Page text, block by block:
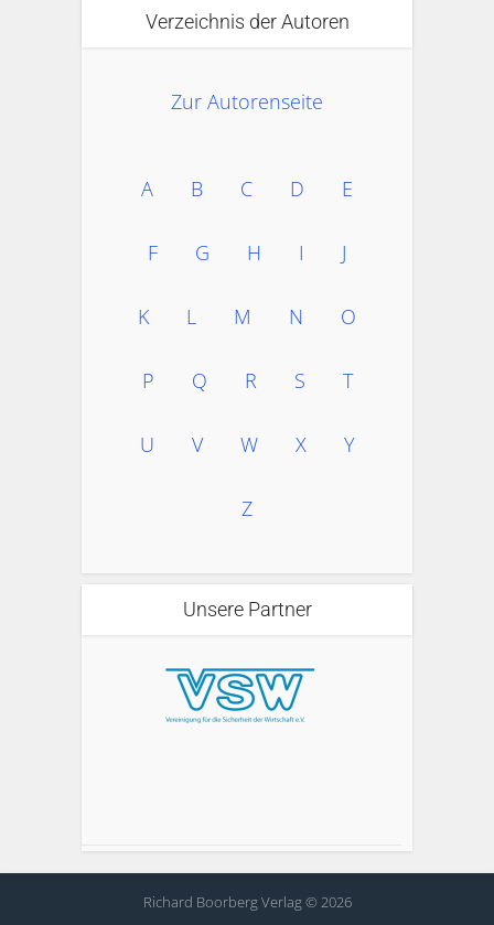
Verzeichnis der Autoren
Zur Autorenseite
A B C D E
F G H I J
K L M N O
P Q R S T
U V W X Y
Z
Unsere Partner
Richard Boorberg Verlag © 2026